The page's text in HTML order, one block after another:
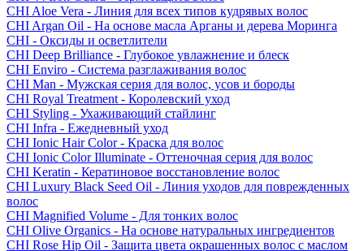
CHI Aloe Vera - Линия для всех типов кудрявых волос
CHI Argan Oil - На основе масла Арганы и дерева Моринга
CHI - Оксиды и осветлители
CHI Deep Brilliance - Глубокое увлажнение и блеск
CHI Enviro - Система разглаживания волос
CHI Man - Мужская серия для волос, усов и бороды
CHI Royal Treatment - Королевский уход
CHI Styling - Ухаживающий стайлинг
CHI Infra - Ежедневный уход
CHI Ionic Hair Color - Краска для волос
CHI Ionic Color Illuminate - Оттеночная серия для волос
CHI Keratin - Кератиновое восстановление волос
CHI Luxury Black Seed Oil - Линия уходов для поврежденных
волос
CHI Magnified Volume - Для тонких волос
CHI Olive Organics - На основе натуральных ингредиентов
CHI Rose Hip Oil - Защита цвета окрашенных волос с маслом